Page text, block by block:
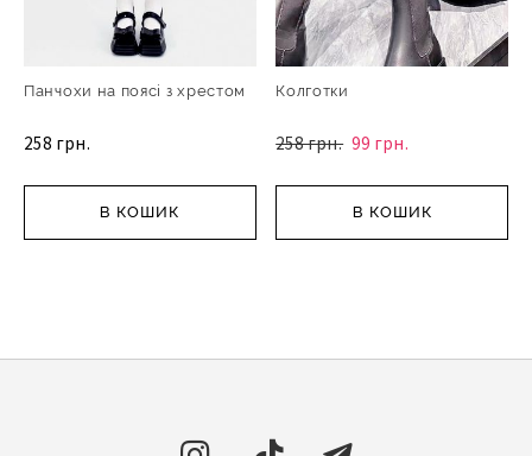
Панчохи на поясі з хрестом
258 грн.
В КОШИК
Колготки
258 грн. 99 грн.
В КОШИК